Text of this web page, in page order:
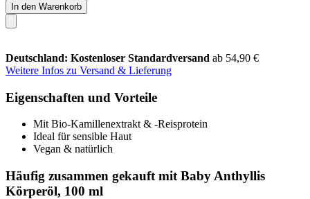
In den Warenkorb
Deutschland: Kostenloser Standardversand ab 54,90 €
Weitere Infos zu Versand & Lieferung
Eigenschaften und Vorteile
Mit Bio-Kamillenextrakt & -Reisprotein
Ideal für sensible Haut
Vegan & natürlich
Häufig zusammen gekauft mit Baby Anthyllis
Körperöl, 100 ml